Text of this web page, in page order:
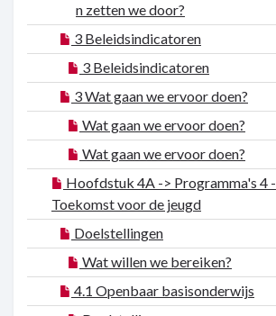
n zetten we door?
3 Beleidsindicatoren
3 Beleidsindicatoren
3 Wat gaan we ervoor doen?
Wat gaan we ervoor doen?
Wat gaan we ervoor doen?
Hoofdstuk 4A -> Programma's 4 -
Toekomst voor de jeugd
Doelstellingen
Wat willen we bereiken?
4.1 Openbaar basisonderwijs